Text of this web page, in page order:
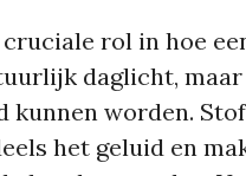
rol in hoe
daglicht, maar
kunnen worden.
het geluid en